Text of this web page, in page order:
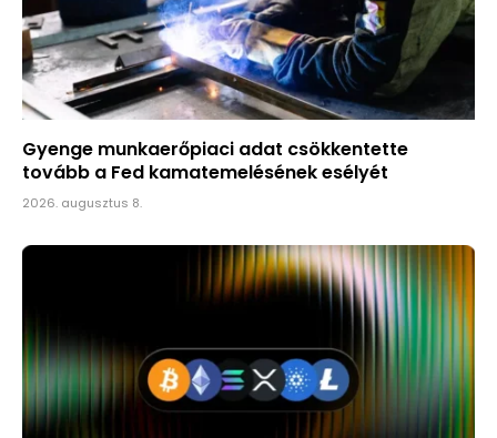
Gyenge munkaerőpiaci adat csökkentette
tovább a Fed kamatemelésének esélyét
2026. augusztus 8.